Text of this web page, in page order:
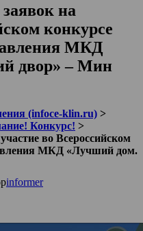
на
конкурсе
МКД
двор» – Мин
(infoce-klin.ru) >
Конкурс! >
во Всероссийском
МКД «Лучший дом.
informer